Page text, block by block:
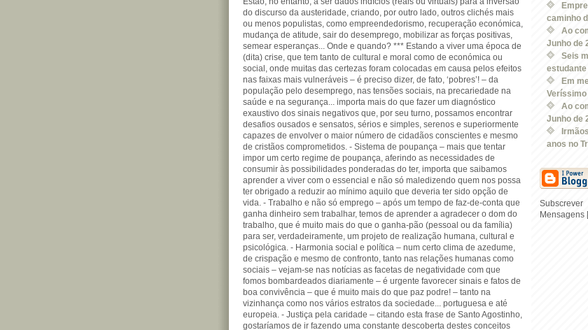
do discurso da austeridade, criando, por outro lado, outros clichés mais
ou menos populistas, como empreendedorismo, recuperação económica,
mudança de atitude, sair do desemprego, mobilizar as forças positivas,
semear esperanças... Onde e quando? *** Estando a viver uma época de
(dita) crise, que tem tanto de cultural e moral como de económica ou
social, onde muitas das certezas foram colocadas em causa pelos efeitos
nas faixas mais vulneráveis – é preciso dizer, de fato, ‘pobres’! – da
população pelo desemprego, nas tensões sociais, na precariedade na
saúde e na segurança... importa mais do que fazer um diagnóstico
exaustivo dos sinais negativos que, por seu turno, possamos encontrar
desafios ousados e sensatos, sérios e simples, serenos e superiormente
capazes de envolver o maior número de cidadãos conscientes e mesmo
de cristãos comprometidos. - Sistema de poupança – mais que tentar
impor um certo regime de poupança, aferindo as necessidades de
consumir às possibilidades ponderadas do ter, importa que saibamos
aprender a viver com o essencial e não só maledizendo quem nos possa
ter obrigado a reduzir ao mínimo aquilo que deveria ter sido opção de
vida. - Trabalho e não só emprego – após um tempo de faz-de-conta que
ganha dinheiro sem trabalhar, temos de aprender a agradecer o dom do
trabalho, que é muito mais do que o ganha-pão (pessoal ou da família)
para ser, verdadeiramente, um projeto de realização humana, cultural e
psicológica. - Harmonia social e política – num certo clima de azedume,
de crispação e mesmo de confronto, tanto nas relações humanas como
sociais – vejam-se nas notícias as facetas de negatividade com que
fomos bombardeados diariamente – é urgente favorecer sinais e fatos de
boa convivência – que é muito mais do que paz podre! – tanto na
vizinhança como nos vários estratos da sociedade... portuguesa e até
europeia. - Justiça pela caridade – citando esta frase de Santo Agostinho,
gostaríamos de ir fazendo uma constante descoberta destes conceitos
caminho
Ao
Junho de
Seis
estudante
Em
Veríssimo
Ao
Junho de
anos no
Subscrever
Mensagens [